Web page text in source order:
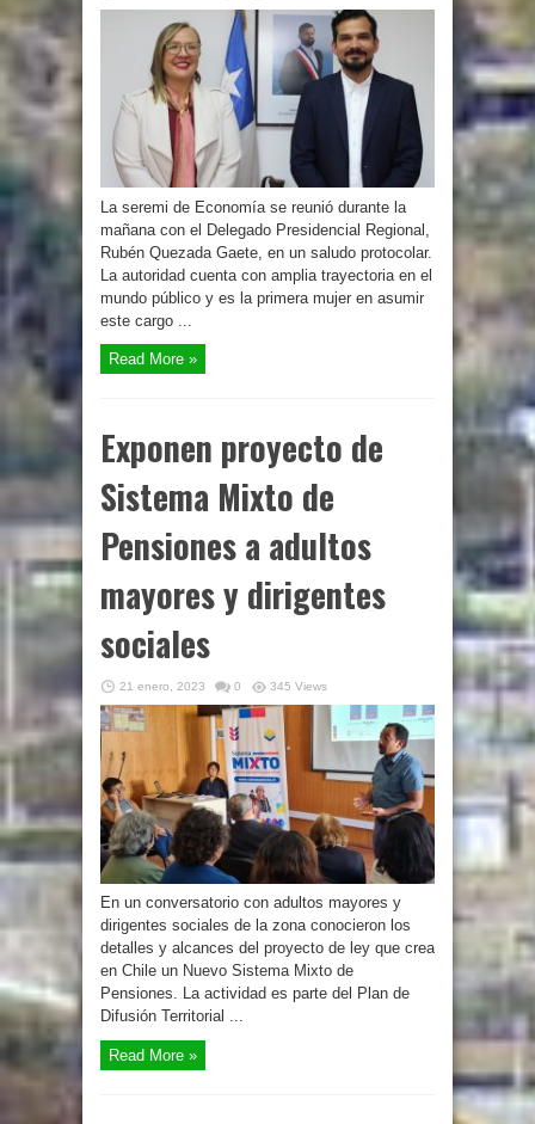
La seremi de Economía se reunió durante la
mañana con el Delegado Presidencial Regional,
Rubén Quezada Gaete, en un saludo protocolar.
La autoridad cuenta con amplia trayectoria en el
mundo público y es la primera mujer en asumir
este cargo ...
Read More »
Exponen proyecto de
Sistema Mixto de
Pensiones a adultos
mayores y dirigentes
sociales
21 enero, 2023 0 345 Views
En un conversatorio con adultos mayores y
dirigentes sociales de la zona conocieron los
detalles y alcances del proyecto de ley que crea
en Chile un Nuevo Sistema Mixto de
Pensiones. La actividad es parte del Plan de
Difusión Territorial ...
Read More »